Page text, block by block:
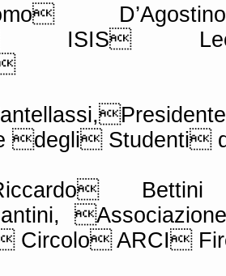
ISIS
degli Studenti
Circolo ARCI